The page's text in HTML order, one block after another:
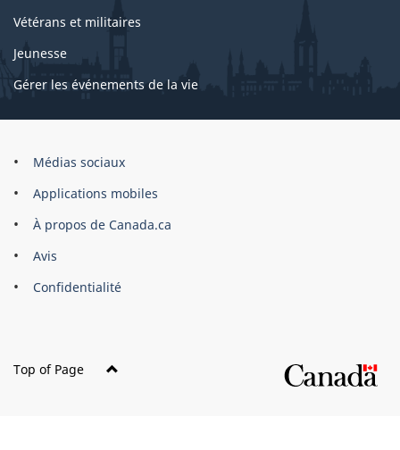
Vétérans et militaires
Jeunesse
Gérer les événements de la vie
Organisation
gouvernement
du
Canada
Médias sociaux
Applications mobiles
À propos de Canada.ca
Avis
Confidentialité
Top of Page